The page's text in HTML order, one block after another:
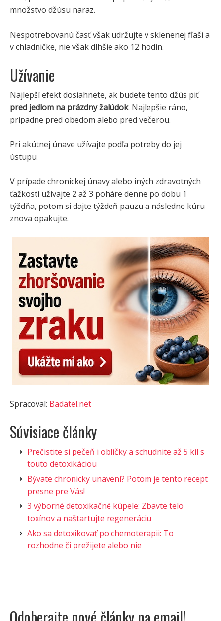
množstvo džúsu naraz.
Nespotrebovanú časť však udržujte v sklenenej fľaši a
v chladničke, nie však dlhšie ako 12 hodín.
Užívanie
Najlepší efekt dosiahnete, ak budete tento džús piť
pred jedlom na prázdny žalúdok. Najlepšie ráno,
prípadne pred obedom alebo pred večerou.
Pri akútnej únave užívajte podľa potreby do jej
ústupu.
V prípade chronickej únavy alebo iných zdravotných
ťažkostí užívajte 2 až 3 poháre denne po dobu 1
týždňa, potom si dajte týždeň pauzu a následne kúru
znova opakujte.
Spracoval: Badatel.net
Súvisiace články
Prečistite si pečeň i obličky a schudnite až 5 kíl s
touto detoxikáciou
Bývate chronicky unavení? Potom je tento recept
presne pre Vás!
3 výborné detoxikačné kúpele: Zbavte telo
toxínov a naštartujte regeneráciu
Ako sa detoxikovať po chemoterapii: To
rozhodne či prežijete alebo nie